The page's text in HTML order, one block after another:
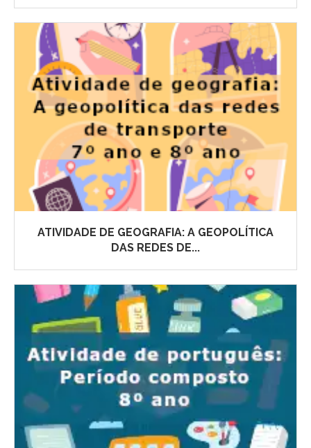
ATIVIDADE DE GEOGRAFIA: A GEOPOLÍTICA
DAS REDES DE...